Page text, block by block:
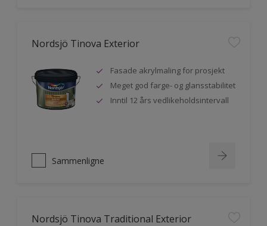
Nordsjö Tinova Exterior
Fasade akrylmaling for prosjekt
Meget god farge- og glansstabilitet
Inntil 12 års vedlikeholdsintervall
Sammenligne
Nordsjö Tinova Traditional Exterior